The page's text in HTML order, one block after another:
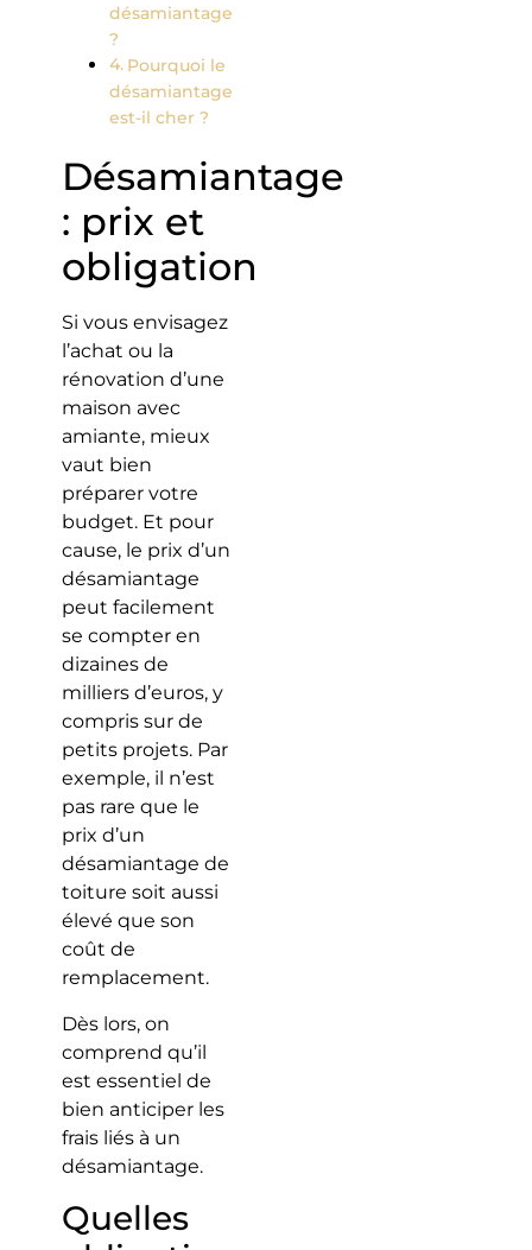
désamiantage
?
Pourquoi le
désamiantage
est-il cher ?
Désamiantage
: prix et
obligation
Si vous envisagez
l’achat ou la
rénovation d’une
maison avec
amiante, mieux
vaut bien
préparer votre
budget. Et pour
cause, le prix d’un
désamiantage
peut facilement
se compter en
dizaines de
milliers d’euros, y
compris sur de
petits projets. Par
exemple, il n’est
pas rare que le
prix d’un
désamiantage de
toiture soit aussi
élevé que son
coût de
remplacement.
Dès lors, on
comprend qu’il
est essentiel de
bien anticiper les
frais liés à un
désamiantage.
Quelles